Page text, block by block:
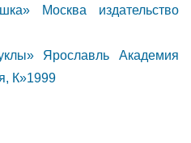
Москва издательство
Ярославль Академия
К»1999